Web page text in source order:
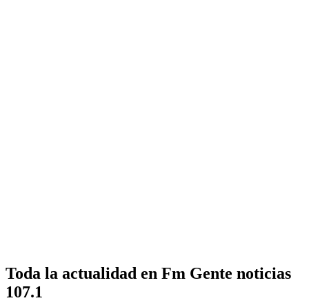
Toda la actualidad en Fm Gente noticias
107.1